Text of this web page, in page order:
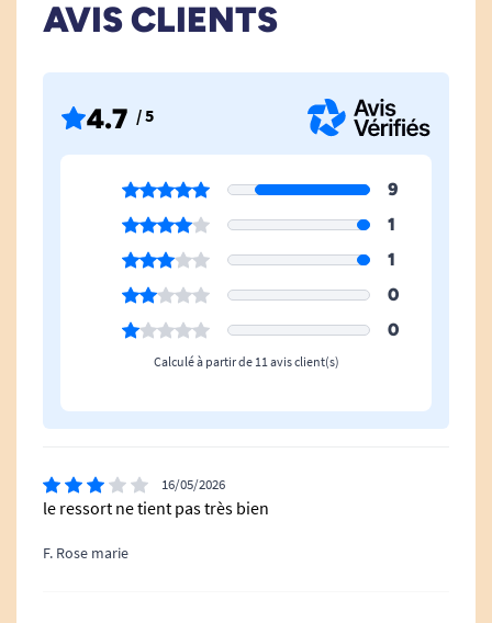
AVIS CLIENTS
4.7 / 5
9
1
1
0
0
Calculé à partir de 11 avis client(s)
16/05/2026
le ressort ne tient pas très bien
F. Rose marie